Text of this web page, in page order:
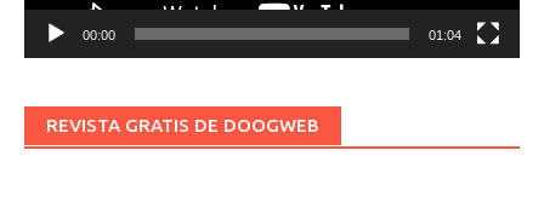
00:00 01:04
REVISTA GRATIS DE DOOGWEB